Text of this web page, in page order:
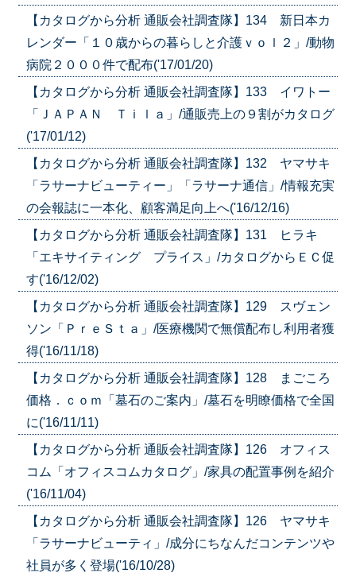
【カタログから分析 通販会社調査隊】134 新日本カ
レンダー「１０歳からの暮らしと介護ｖｏｌ２」/動物
病院２０００件で配布('17/01/20)
【カタログから分析 通販会社調査隊】133 イワトー
「ＪＡＰＡＮ Ｔｉｌａ」/通販売上の９割がカタログ
('17/01/12)
【カタログから分析 通販会社調査隊】132 ヤマサキ
「ラサーナビューティー」「ラサーナ通信」/情報充実
の会報誌に一本化、顧客満足向上へ('16/12/16)
【カタログから分析 通販会社調査隊】131 ヒラキ
「エキサイティング プライス」/カタログからＥＣ促
す('16/12/02)
【カタログから分析 通販会社調査隊】129 スヴェン
ソン「ＰｒｅＳｔａ」/医療機関で無償配布し利用者獲
得('16/11/18)
【カタログから分析 通販会社調査隊】128 まごころ
価格．ｃｏｍ「墓石のご案内」/墓石を明瞭価格で全国
に('16/11/11)
【カタログから分析 通販会社調査隊】126 オフィス
コム「オフィスコムカタログ」/家具の配置事例を紹介
('16/11/04)
【カタログから分析 通販会社調査隊】126 ヤマサキ
「ラサーナビューティ」/成分にちなんだコンテンツや
社員が多く登場('16/10/28)